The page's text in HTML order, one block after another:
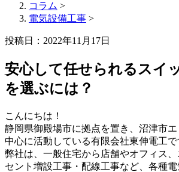
コラム >
電気設備工事 >
投稿日：2022年11月17日
安心して任せられるスイ
を選ぶには？
こんにちは！
静岡県御殿場市に拠点を置き、沼津市
中心に活動している有限会社東伸電工で
弊社は、一般住宅から店舗やオフィス
セント増設工事・配線工事など、各種